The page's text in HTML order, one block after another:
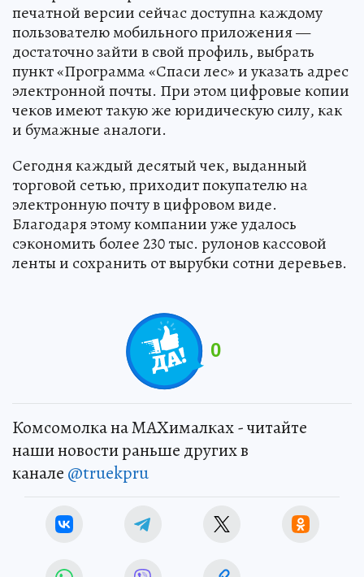
печатной версии сейчас доступна каждому
пользователю мобильного приложения —
достаточно зайти в свой профиль, выбрать
пункт «Программа «Спаси лес» и указать адрес
электронной почты. При этом цифровые копии
чеков имеют такую же юридическую силу, как
и бумажные аналоги.
Сегодня каждый десятый чек, выданный
торговой сетью, приходит покупателю на
электронную почту в цифровом виде.
Благодаря этому компании уже удалось
сэкономить более 230 тыс. рулонов кассовой
ленты и сохранить от вырубки сотни деревьев.
0
Комсомолка на MAXималках - читайте
наши новости раньше других в
канале @truekpru